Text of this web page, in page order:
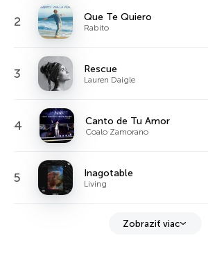
2 Que Te Quiero
Rabito
3 Rescue
Lauren Daigle
4 Canto de Tu Amor
Coalo Zamorano
5 Inagotable
Living
Zobraziť viac